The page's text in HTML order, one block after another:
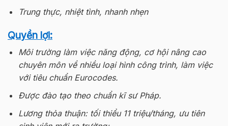
Trung thực, nhiệt tình, nhanh nhẹn
Quyền lợi:
Môi trường làm việc năng động, cơ hội nâng cao
chuyên môn về nhiều loại hình công trình, làm việc
với tiêu chuẩn Eurocodes.
Được đào tạo theo chuẩn kĩ sư Pháp.
Lương thỏa thuận: tối thiểu 11 triệu/tháng, ưu tiên